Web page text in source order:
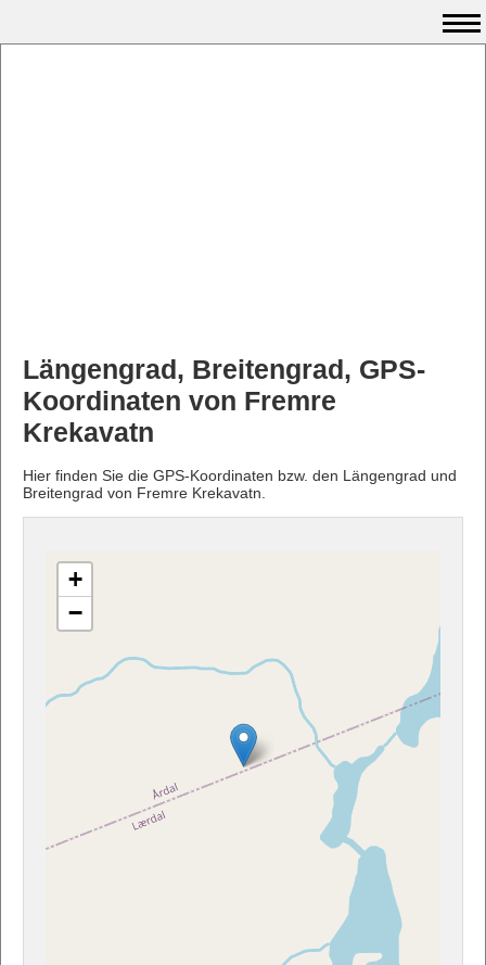
Längengrad, Breitengrad, GPS-
Koordinaten von Fremre
Krekavatn
Hier finden Sie die GPS-Koordinaten bzw. den Längengrad und
Breitengrad von Fremre Krekavatn.
+
−